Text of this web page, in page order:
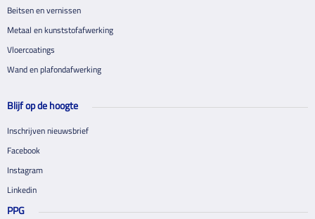
Beitsen en vernissen
Metaal en kunststofafwerking
Vloercoatings
Wand en plafondafwerking
Blijf op de hoogte
Inschrijven nieuwsbrief
Facebook
Instagram
Linkedin
PPG